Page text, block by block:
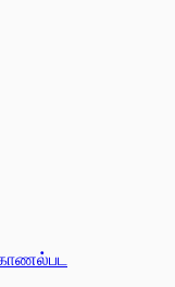
பட